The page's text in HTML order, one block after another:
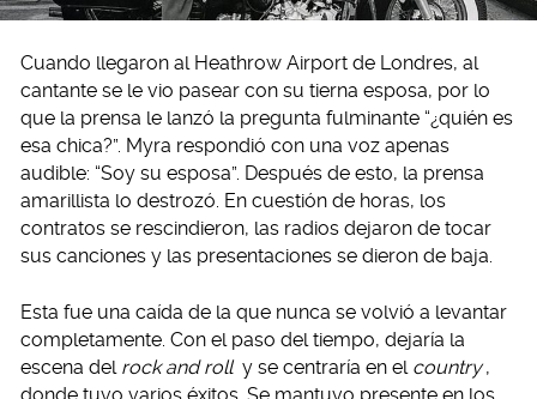
Cuando llegaron al Heathrow Airport de Londres, al
cantante se le vio pasear con su tierna esposa, por lo
que la prensa le lanzó la pregunta fulminante “¿quién es
esa chica?”. Myra respondió con una voz apenas
audible: “Soy su esposa”. Después de esto, la prensa
amarillista lo destrozó. En cuestión de horas, los
contratos se rescindieron, las radios dejaron de tocar
sus canciones y las presentaciones se dieron de baja.
Esta fue una caída de la que nunca se volvió a levantar
completamente. Con el paso del tiempo, dejaría la
escena del rock and roll y se centraría en el country ,